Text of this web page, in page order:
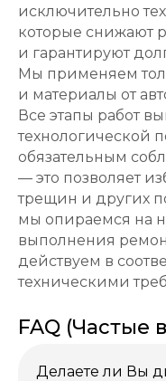
исключительно
которые снижают
и гарантируют
Мы применяем
и материалы от
Все этапы работ
технологической
обязательным
— это позволяет
трещин и других
мы опираемся на
выполнения
действуем в
техническими
FAQ (Частые
Делаете ли Вы